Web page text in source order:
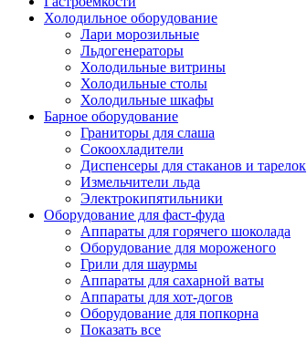
Холодильное оборудование
Лари морозильные
Льдогенераторы
Холодильные витрины
Холодильные столы
Холодильные шкафы
Барное оборудование
Граниторы для слаша
Сокоохладители
Диспенсеры для стаканов и тарелок
Измельчители льда
Электрокипятильники
Оборудование для фаст-фуда
Аппараты для горячего шоколада
Оборудование для мороженого
Грили для шаурмы
Аппараты для сахарной ваты
Аппараты для хот-догов
Оборудование для попкорна
Показать все